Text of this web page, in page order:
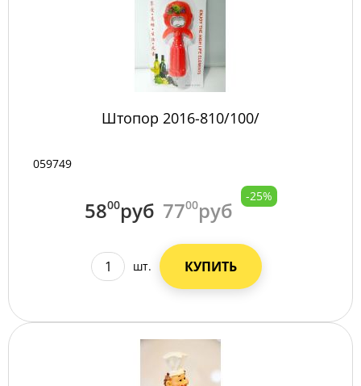
Штопор 2016-810/100/
059749
5800руб 7700руб
-25%
шт. КУПИТЬ